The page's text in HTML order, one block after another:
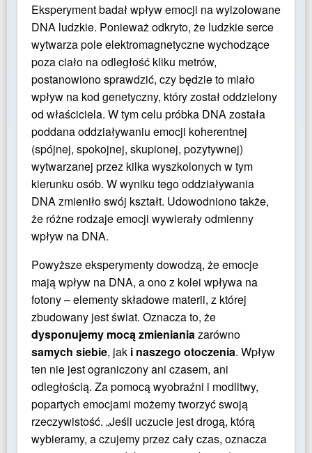
Eksperyment badał wpływ emocji na wyizolowane
DNA ludzkie. Ponieważ odkryto, że ludzkie serce
wytwarza pole elektromagnetyczne wychodzące
poza ciało na odległość kliku metrów,
postanowiono sprawdzić, czy będzie to miało
wpływ na kod genetyczny, który został oddzielony
od właściciela. W tym celu próbka DNA została
poddana oddziaływaniu emocji koherentnej
(spójnej, spokojnej, skupionej, pozytywnej)
wytwarzanej przez kilka wyszkolonych w tym
kierunku osób. W wyniku tego oddziaływania
DNA zmieniło swój kształt. Udowodniono także,
że różne rodzaje emocji wywierały odmienny
wpływ na DNA.
Powyższe eksperymenty dowodzą, że emocje
mają wpływ na DNA, a ono z kolei wpływa na
fotony – elementy składowe materii, z której
zbudowany jest świat. Oznacza to, że
dysponujemy mocą zmienianiazarówno
samych siebie, jak i naszego otoczenia. Wpływ
ten nie jest ograniczony ani czasem, ani
odległością. Za pomocą wyobraźni i modlitwy,
popartych emocjami możemy tworzyć swoją
rzeczywistość. „Jeśli uczucie jest drogą, którą
wybieramy, a czujemy przez cały czas, oznacza